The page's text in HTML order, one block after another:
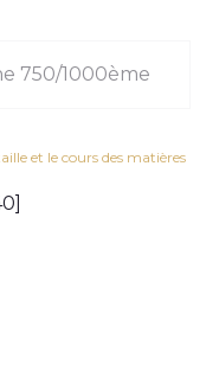
750/1000ème
et le cours des matières